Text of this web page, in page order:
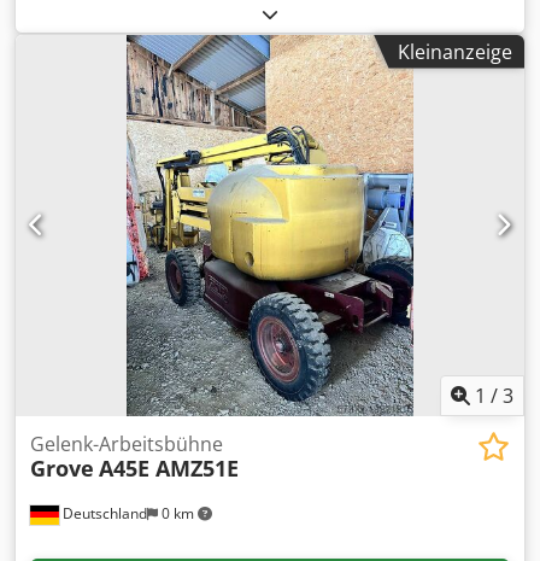
, Baujahr:
Informationen Verwendungszweck: Bauwesen Technische
Informationen Zylinderzahl: 6 Antrieb: Rad Leergewicht:
52.605 kg Funktionell Mast: Teleskop (4 Teilen) Mastlänge:
43 m Hubkapazität: 81.646 kg Marke des Aufbaus: GROVE
RT 890 E Dkjdpfx Abjwud H Rsvor Zustand Technischer
Zustand: sehr gut Optischer Zustand: sehr gut
Kleinanzeige
1 /3
Deutschland 0 km
Gelenk-Arbeitsbühne
Grove A45E AMZ51E